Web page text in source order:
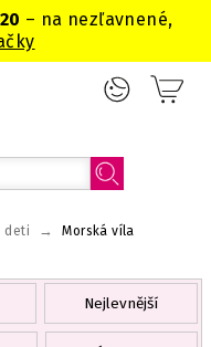
– na nezľavnené,
deti → Morská víla
Nejlevnější